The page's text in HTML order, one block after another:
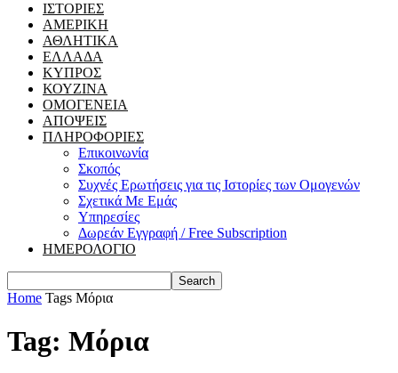
ΙΣΤΟΡΙΕΣ
ΑΜΕΡΙΚΗ
ΑΘΛΗΤΙΚΑ
ΕΛΛΑΔΑ
ΚΥΠΡΟΣ
ΚΟΥΖΙΝΑ
ΟΜΟΓΕΝΕΙΑ
ΑΠΟΨΕΙΣ
ΠΛΗΡΟΦΟΡΙΕΣ
Επικοινωνία
Σκοπός
Συχνές Ερωτήσεις για τις Ιστορίες των Ομογενών
Σχετικά Με Εμάς
Υπηρεσίες
Δωρεάν Εγγραφή / Free Subscription
ΗΜΕΡΟΛΟΓΙΟ
Home Tags Μόρια
Tag: Μόρια